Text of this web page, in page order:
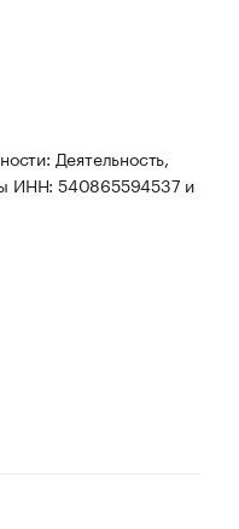
Деятельность,
ИНН: 540865594537 и